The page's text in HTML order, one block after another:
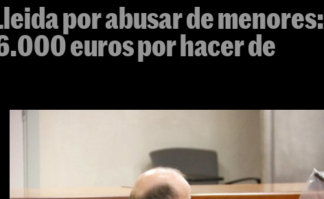
por abusar de menores:
euros por hacer de